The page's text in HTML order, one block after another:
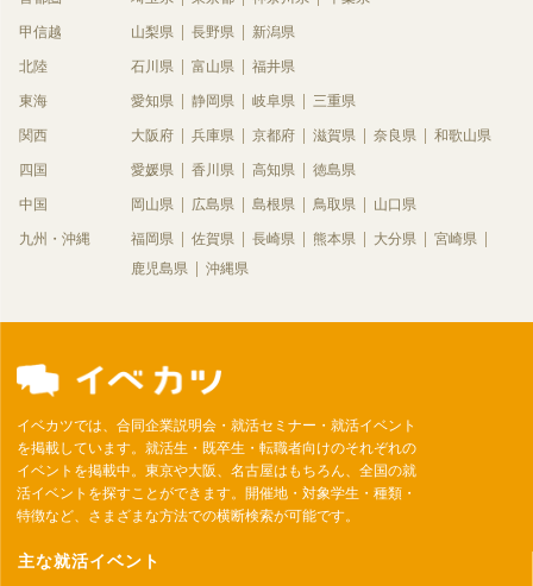
甲信越 山梨県 長野県 新潟県
北陸 石川県 富山県 福井県
東海 愛知県 静岡県 岐阜県 三重県
関西 大阪府 兵庫県 京都府 滋賀県 奈良県 和歌山県
四国 愛媛県 香川県 高知県 徳島県
中国 岡山県 広島県 島根県 鳥取県 山口県
九州・沖縄 福岡県 佐賀県 長崎県 熊本県 大分県
宮崎県
鹿児島県
沖縄県
イベカツでは、合同企業説明会・就活セミナー・就活イベント
を掲載しています。就活生・既卒生・転職者向けのそれぞれの
イベントを掲載中。東京や大阪、名古屋はもちろん、全国の就
活イベントを探すことができます。開催地・対象学生・種類・
特徴など、さまざまな方法での横断検索が可能です。
主な就活イベント